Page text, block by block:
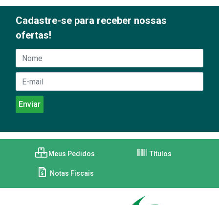
Cadastre-se para receber nossas
ofertas!
Meus Pedidos Títulos
Notas Fiscais